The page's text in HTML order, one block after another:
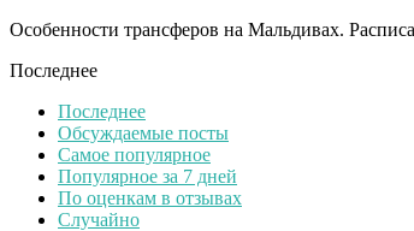
Особенности трансферов на Мальдивах.
Последнее
Последнее
Обсуждаемые посты
Самое популярное
Популярное за 7 дней
По оценкам в отзывах
Случайно